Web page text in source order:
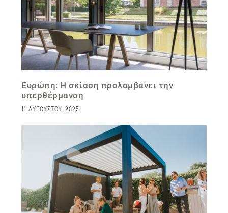
Ευρώπη: Η σκίαση προλαμβάνει την
υπερθέρμανση
11 ΑΥΓΟΎΣΤΟΥ, 2025